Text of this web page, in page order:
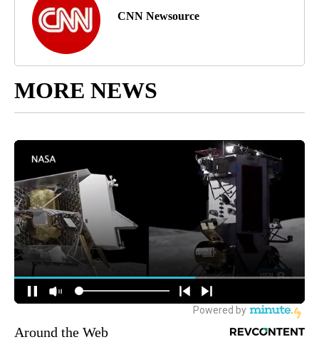
CNN Newsource
MORE NEWS
Around the Web